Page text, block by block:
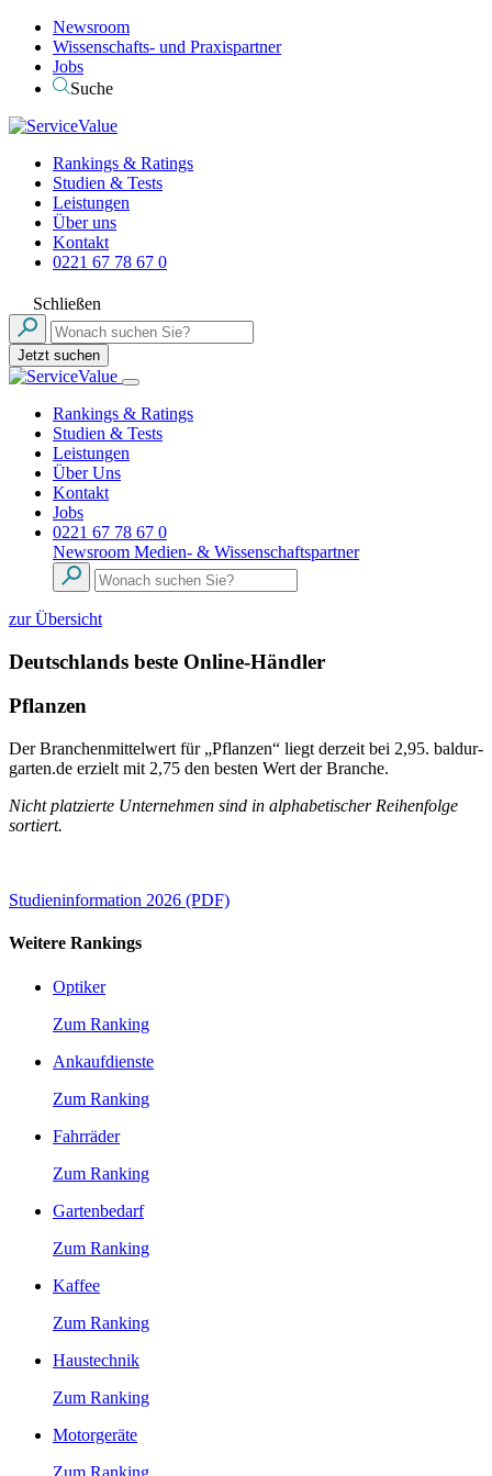
Newsroom
Wissenschafts- und Praxispartner
Jobs
Suche
Rankings & Ratings
Studien & Tests
Leistungen
Über uns
Kontakt
0221 67 78 67 0
Schließen
Jetzt suchen
Rankings & Ratings
Studien & Tests
Leistungen
Über Uns
Kontakt
Jobs
0221 67 78 67 0
Newsroom Medien- & Wissenschaftspartner
zur Übersicht
Deutschlands beste Online-Händler
Pflanzen
Der Branchenmittelwert für „Pflanzen“ liegt derzeit bei 2,95. baldur-
garten.de erzielt mit 2,75 den besten Wert der Branche.
Nicht platzierte Unternehmen sind in alphabetischer Reihenfolge
sortiert.
Studieninformation 2026 (PDF)
Weitere Rankings
Optiker
Zum Ranking
Ankaufdienste
Zum Ranking
Fahrräder
Zum Ranking
Gartenbedarf
Zum Ranking
Kaffee
Zum Ranking
Haustechnik
Zum Ranking
Motorgeräte
Zum Ranking